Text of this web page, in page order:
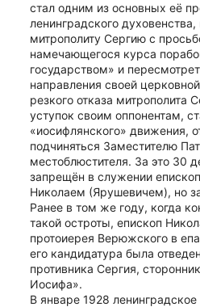
стал одним из основных её
ленинградского
митрополиту Сергию с
намечающегося курса
государством» и
направления своей
резкого отказа митрополита
уступок своим оппонентам,
«иосифлянского» движения,
подчиняться Заместителю
местоблюстителя. За это 30
запрещён в служении
Николаем (Ярушевичем), но
Ранее в том же году, когда
такой остроты, епископ
протоиерея Верюжского в
его кандидатура была
противника Сергия,
Иосифа».
В январе 1928